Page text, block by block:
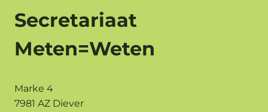
Secretariaat
Meten=Weten
Marke 4
7981 AZ Diever